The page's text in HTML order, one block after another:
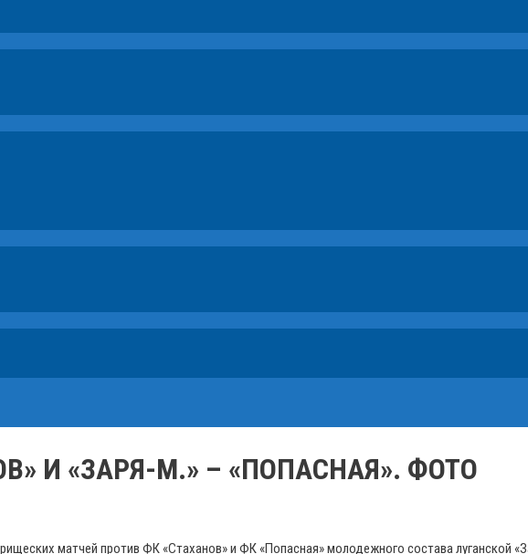
И «ЗАРЯ-М.» – «ПОПАСНАЯ». ФОТО
матчей против ФК «Стаханов» и ФК «Попасная» молодежного состава луганской